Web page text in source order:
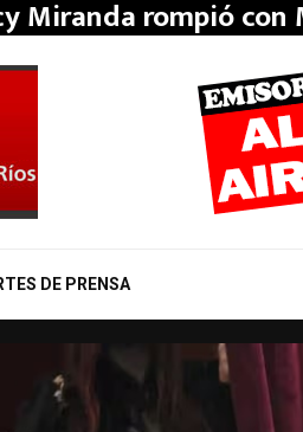
Miranda rompió con
DE PRENSA